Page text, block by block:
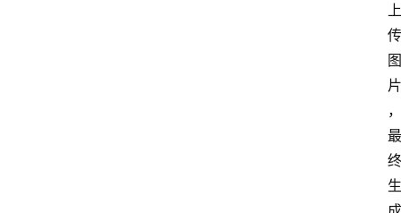
上
传
图
片
，
最
终
生